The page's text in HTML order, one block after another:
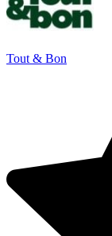
Tout & Bon